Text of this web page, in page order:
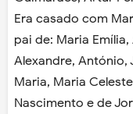
Era casado com
pai de: Maria
Alexandre,
Maria, Maria
Nascimento e de